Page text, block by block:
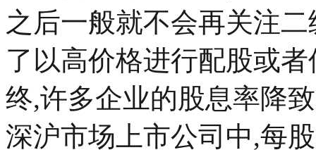
之后一般就不会再关注
了以高价格进行配股或
终,许多企业的股息率降
深沪市场上市公司中,每